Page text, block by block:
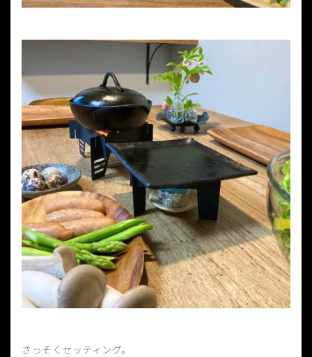
さっそくセッティング。